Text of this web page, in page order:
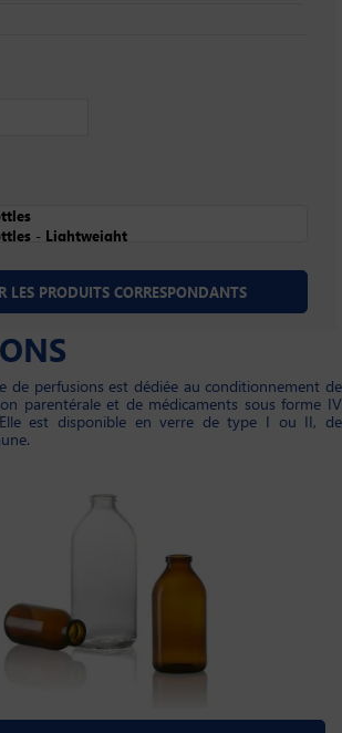
de perfusions est dédiée au conditionnement de
parentérale et de médicaments sous forme IV
est disponible en verre de type I ou II, de